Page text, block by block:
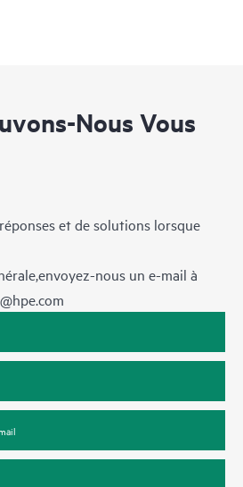
Nous Vous
et de solutions lorsque
nous un e-mail à